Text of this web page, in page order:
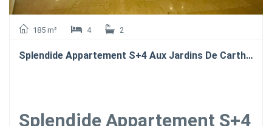
185 m² 4 2
Splendide Appartement S+4 Aux Jardins De Carthage
Splendide Appartement S+4